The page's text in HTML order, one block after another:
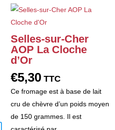
Selles-sur-Cher
AOP La Cloche
d’Or
€5,30 TTC
Ce fromage est à base de lait
cru de chèvre d’un poids moyen
de 150 grammes. Il est